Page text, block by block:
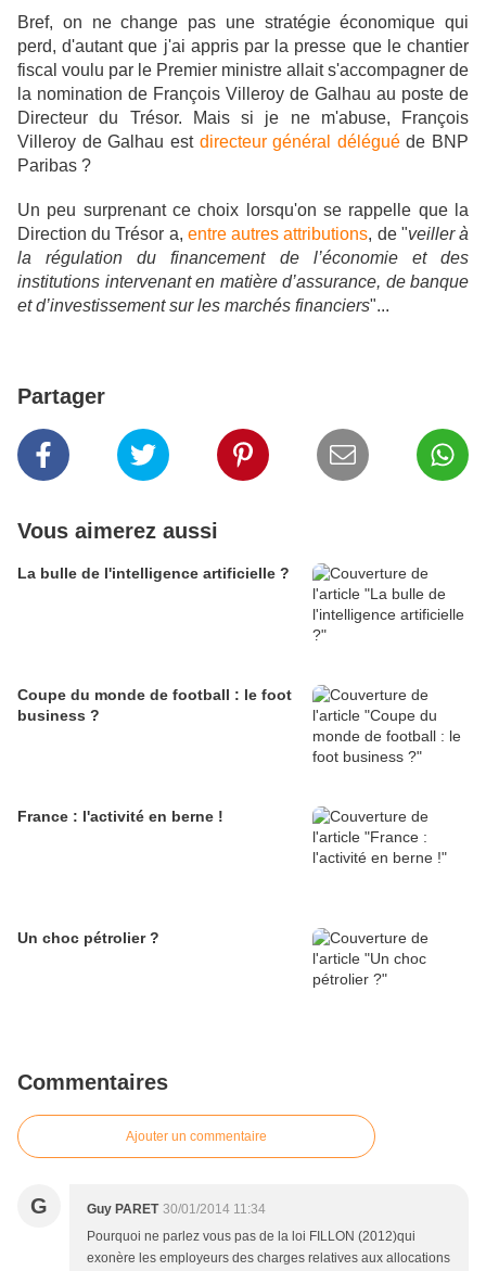
Bref, on ne change pas une stratégie économique qui
perd, d'autant que j'ai appris par la presse que le chantier
fiscal voulu par le Premier ministre allait s'accompagner de
la nomination de François Villeroy de Galhau au poste de
Directeur du Trésor. Mais si je ne m'abuse, François
Villeroy de Galhau est directeur général déléguéde BNP
Paribas ?
Un peu surprenant ce choix lorsqu'on se rappelle que la
Direction du Trésor a, entre autres attributions, de "veiller à
la régulation du financement de l’économie et des
institutions intervenant en matière d’assurance, de banque
et d’investissement sur les marchés financiers"...
Partager
Vous aimerez aussi
La bulle de l'intelligence artificielle ?
Coupe du monde de football : le foot
business ?
France : l'activité en berne !
Un choc pétrolier ?
Commentaires
Ajouter un commentaire
G Guy PARET 30/01/2014 11:34
Pourquoi ne parlez vous pas de la loi FILLON (2012)qui
exonère les employeurs des charges relatives aux allocations